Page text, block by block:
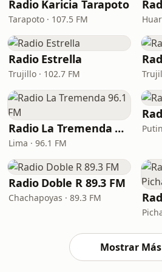
Radio Karicia Tarapoto
Tarapoto · 107.5 FM
Radio Estrella
Trujillo · 102.7 FM
Radio La Tremenda 96.1 FM
Lima · 96.1 FM
Radio Doble R 89.3 FM
Chachapoyas · 89.3 FM
Mostrar Más